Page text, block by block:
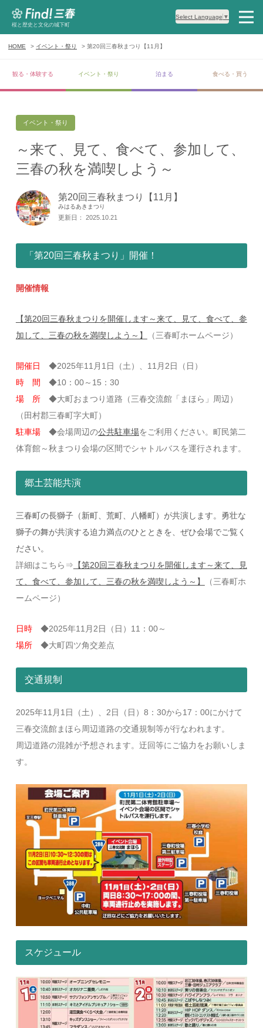
桜と歴史と文化の城下町
Select Language ▼
HOME イベント・祭り 第20回三春秋まつり【11月】
観る・体験する イベント・祭り 泊まる 食べる・買う
イベント・祭り
～来て、見て、食べて、参加して、
三春の秋を満喫しよう～
第20回三春秋まつり【11月】
みはるあきまつり
更新日： 2025.10.21
「第20回三春秋まつり」開催！
開催情報
【第20回三春秋まつりを開催します～来て、見て、食べて、参
加して、三春の秋を満喫しよう～】
（三春町ホームページ）
開催日
◆2025年11月1日（土）、11月2日（日）
時 間
◆10：00～15：30
場 所◆大町おまつり道路（三春交流館「まほら」周辺）
（田村郡三春町字大町）
駐車場◆会場周辺の公共駐車場をご利用ください。町民第二
体育館～秋まつり会場の区間でシャトルバスを運行されます。
郷土芸能共演
三春町の長獅子（新町、荒町、八幡町）が共演します。勇壮な
獅子の舞が共演する迫力満点のひとときを、ぜひ会場でご覧く
ださい。
詳細はこちら⇒ 【第20回三春秋まつりを開催します～来て、見
て、食べて、参加して、三春の秋を満喫しよう～】
（三春町ホ
ームページ）
日時◆2025年11月2日（日）11：00～
場所◆大町四ツ角交差点
交通規制
2025年11月1日（土）、2日（日）8：30から17：00にかけて
三春交流館まほら周辺道路の交通規制等が行なわれます。
周辺道路の混雑が予想されます。迂回等にご協力をお願いしま
す。
スケジュール